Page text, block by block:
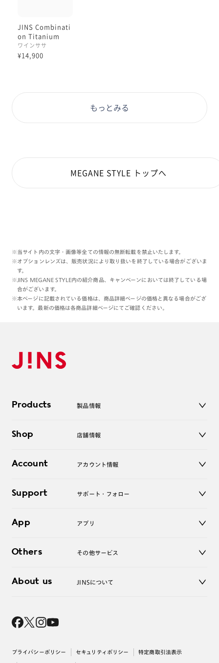
JINS Combinati
on Titanium
ワインササ
¥14,900
もっとみる
MEGANE STYLE トップへ
※当サイト内の文字・画像等全ての情報の無断転載を禁止いたします。
※オプションレンズは、販売状況により取り扱いを終了している場合がございま
す。
※JINS MEGANE STYLE内の紹介商品、キャンペーンにおいては終了している場
合がございます。
※本ページに記載されている価格は、商品詳細ページの価格と異なる場合がござ
います。最新の価格は各商品詳細ページにてご確認ください。
Products 製品情報
サングラス
コンタクトレンズ
アクセサリー
Shop 店舗情報
オンラインショップ
Account アカウント情報
ログアウト
Support サポート・フォロー
よくあるご質問
お問い合わせ
App アプリ
Others その他サービス
レンズ交換
About us JINSについて
採用情報
出店について
プライバシーポリシー セキュリティポリシー 特定商取引法表示